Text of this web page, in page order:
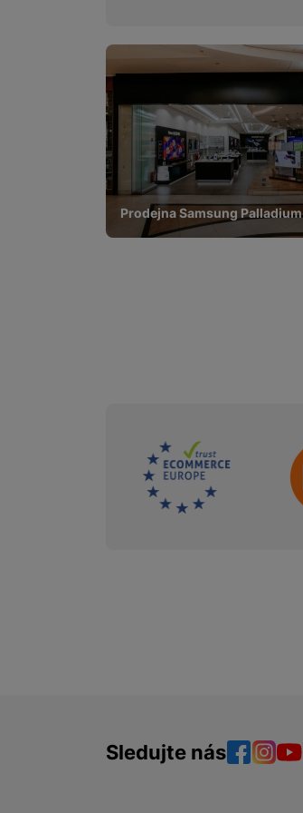
Prodejna Samsung Palladium
Sdružení
Sledujte nás